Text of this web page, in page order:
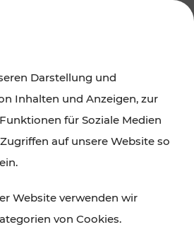
und das Burgenland
und Gastronomie,
Naturgenuss – viele
Darstellung und
Inhalten und Anzeigen, zur
für Soziale Medien
auf unsere Website so
Website verwenden wir
von Cookies.